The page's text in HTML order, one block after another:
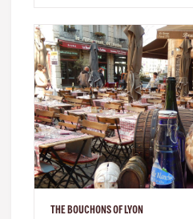
THE BOUCHONS OF LYON